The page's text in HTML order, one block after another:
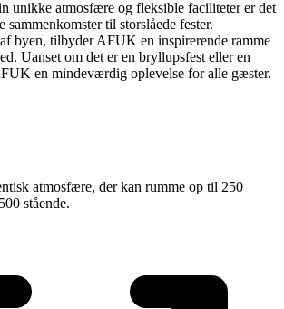
unikke atmosfære og fleksible faciliteter er det
til storslåede fester.
byen, tilbyder AFUK en inspirerende ramme
Uanset om det er en bryllupsfest eller en
en mindeværdig oplevelse for alle gæster.
atmosfære, der kan rumme op til 250
stående.